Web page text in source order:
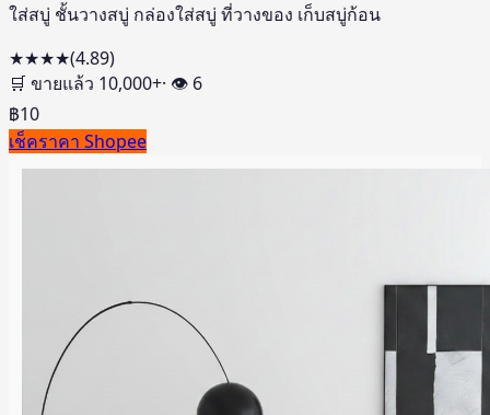
ใส่สบู่ ชั้นวางสบู่ กล่องใส่สบู่ ที่วางของ เก็บสบู่ก้อน
★★★★(4.89)
🛒 ขายแล้ว 10,000+· 👁 6
฿10
เช็คราคา Shopee